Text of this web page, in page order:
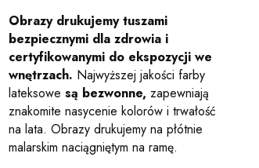
Obrazy drukujemy tuszami
bezpiecznymi dla zdrowia i
certyfikowanymi do ekspozycji we
wnętrzach. Najwyższej jakości farby
lateksowe są bezwonne, zapewniają
znakomite nasycenie kolorów i trwałość
na lata. Obrazy drukujemy na płótnie
malarskim naciągniętym na ramę.